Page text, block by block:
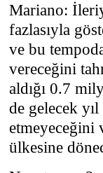
Mariano:
fazlasıyla
ve bu
vereceğini
aldığı 0.7
de gelecek
etmeyeceğini
ülkesine